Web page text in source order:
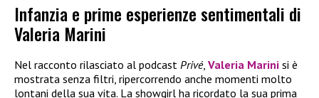
Infanzia e prime esperienze sentimentali di
Valeria Marini
Nel racconto rilasciato al podcast Privé, Valeria Marini si è
mostrata senza filtri, ripercorrendo anche momenti molto
lontani della sua vita. La showgirl ha ricordato la sua prima